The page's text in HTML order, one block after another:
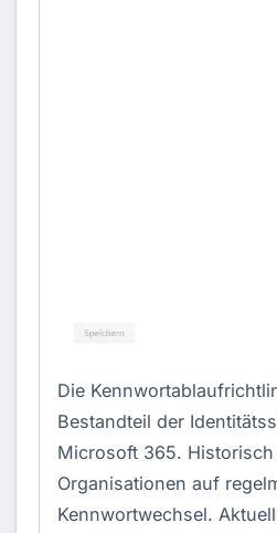
Die
Bestandteil der
Microsoft 365.
Organisationen auf
Kennwortwechsel.